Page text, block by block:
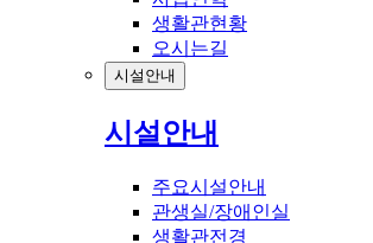
생활관현황
오시는길
시설안내
시설안내
주요시설안내
관생실/장애인실
생활관전경